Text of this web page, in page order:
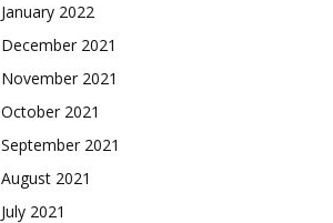
January 2022
December 2021
November 2021
October 2021
September 2021
August 2021
July 2021